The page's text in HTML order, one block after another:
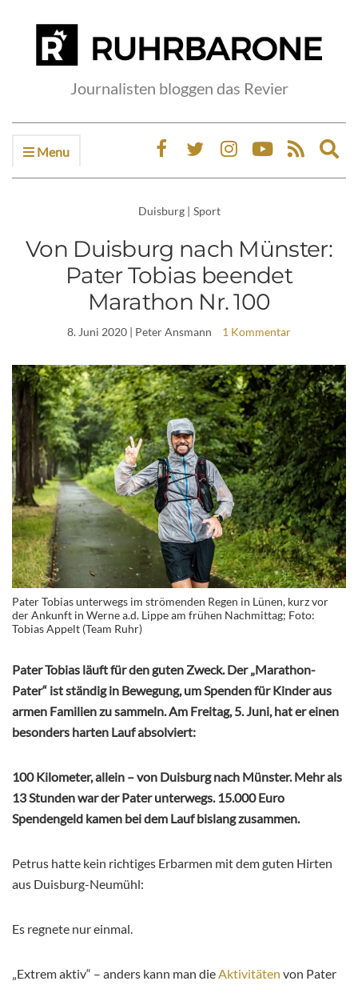
Journalisten bloggen das Revier
Menu
Duisburg | Sport
Von Duisburg nach Münster:
Pater Tobias beendet
Marathon Nr. 100
8. Juni 2020 | Peter Ansmann 1 Kommentar
Pater Tobias unterwegs im strömenden Regen in Lünen, kurz vor
der Ankunft in Werne a.d. Lippe am frühen Nachmittag; Foto:
Tobias Appelt (Team Ruhr)
Pater Tobias läuft für den guten Zweck. Der „Marathon-
Pater“ ist ständig in Bewegung, um Spenden für Kinder aus
armen Familien zu sammeln. Am Freitag, 5. Juni, hat er einen
besonders harten Lauf absolviert:
100 Kilometer, allein – von Duisburg nach Münster. Mehr als
13 Stunden war der Pater unterwegs. 15.000 Euro
Spendengeld kamen bei dem Lauf bislang zusammen.
Petrus hatte kein richtiges Erbarmen mit dem guten Hirten
aus Duisburg-Neumühl:
Es regnete nur einmal.
„Extrem aktiv“ – anders kann man die Aktivitäten von Pater